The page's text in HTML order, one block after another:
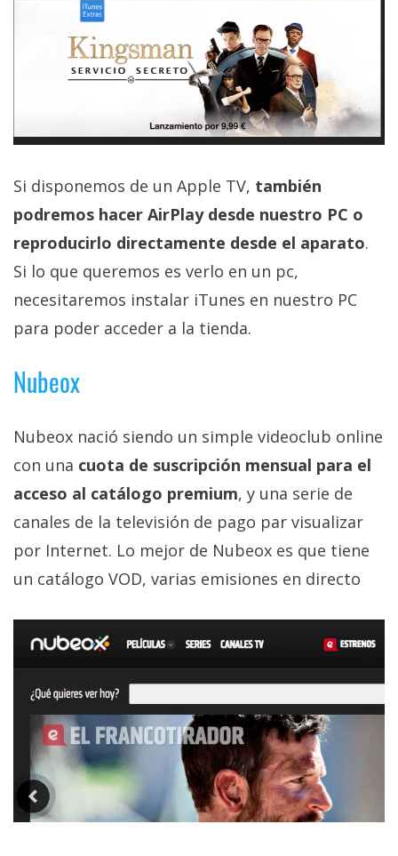
Si disponemos de un Apple TV, también
podremos hacer AirPlay desde nuestro PC o
reproducirlo directamente desde el aparato.
Si lo que queremos es verlo en un pc,
necesitaremos instalar iTunes en nuestro PC
para poder acceder a la tienda.
Nubeox
Nubeox nació siendo un simple videoclub online
con una cuota de suscripción mensual para el
acceso al catálogo premium, y una serie de
canales de la televisión de pago par visualizar
por Internet. Lo mejor de Nubeox es que tiene
un catálogo VOD, varias emisiones en directo